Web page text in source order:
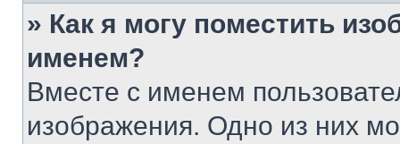
» Как я могу поместить
именем?
Вместе с именем
изображения. Одно из них